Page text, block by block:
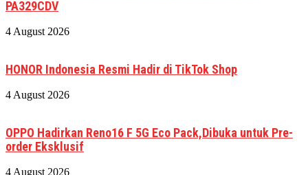
PA329CDV
4 August 2026
HONOR Indonesia Resmi Hadir di TikTok Shop
4 August 2026
OPPO Hadirkan Reno16 F 5G Eco Pack,Dibuka untuk Pre-
order Eksklusif
4 August 2026